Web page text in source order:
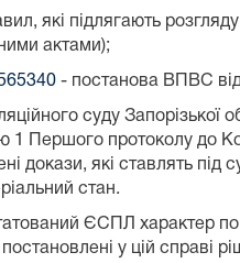
які підлягають
актами);
- постанова ВПВС
суду
1 Першого протоколу до
докази, які ставлять
стан.
ЄСПЛ характер
у цій